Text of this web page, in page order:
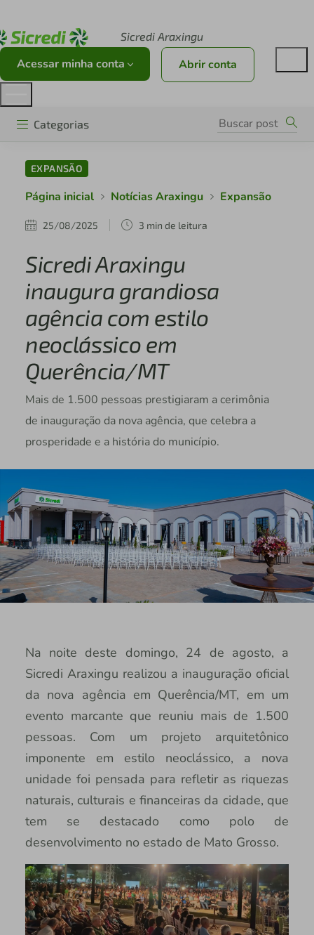
Sicredi Araxingu
Acessar minha conta Abrir conta
Categorias
EXPANSÃO
Página inicial Notícias Araxingu Expansão
25/08/2025 3 min de leitura
Sicredi Araxingu
inaugura grandiosa
agência com estilo
neoclássico em
Querência/MT
Mais de 1.500 pessoas prestigiaram a cerimônia
de inauguração da nova agência, que celebra a
prosperidade e a história do município.
Na noite deste domingo, 24 de agosto, a
Sicredi Araxingu realizou a inauguração oficial
da nova agência em Querência/MT, em um
evento marcante que reuniu mais de 1.500
pessoas. Com um projeto arquitetônico
imponente em estilo neoclássico, a nova
unidade foi pensada para refletir as riquezas
naturais, culturais e financeiras da cidade, que
tem se destacado como polo de
desenvolvimento no estado de Mato Grosso.